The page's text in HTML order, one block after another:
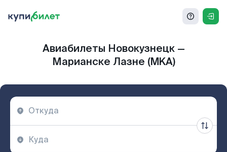
Авиабилеты Новокузнецк —
Марианске Лазне (MKA)